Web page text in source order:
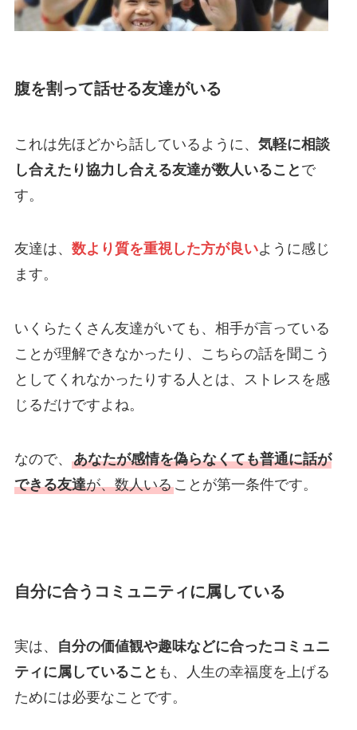
腹を割って話せる友達がいる
これは先ほどから話しているように、 気軽に相談
し合えたり協力し合える友達が数人いること で
す。
友達は、 数より質を重視した方が良いように感じ
ます。
いくらたくさん友達がいても、相手が言っている
ことが理解できなかったり、こちらの話を聞こう
としてくれなかったりする人とは、ストレスを感
じるだけですよね。
なので、 あなたが感情を偽らなくても普通に話が
できる友達が、数人いることが第一条件です。
自分に合うコミュニティに属している
実は、
自分の価値観や趣味などに合ったコミュニ
ティに属していること も、人生の幸福度を上げる
ためには必要なことです。